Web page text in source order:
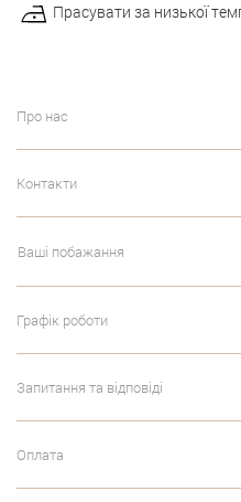
Прасувати за низької
Про нас
Контакти
Ваші побажання
Графік роботи
Запитання та відповіді
Оплата